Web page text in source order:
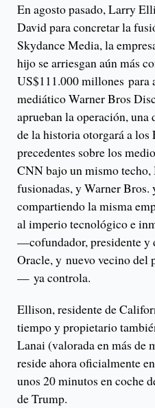
En agosto pasado, Larry
David para concretar la
Skydance Media, la
hijo se arriesgan aún más
US$111.000 millones para
mediático Warner Bros
aprueban la operación, una
de la historia otorgará a
precedentes sobre los
CNN bajo un mismo
fusionadas, y Warner Bros.
compartiendo la misma
al imperio tecnológico e
—cofundador, presidente y
Oracle, y nuevo vecino del
— ya controla.
Ellison, residente de
tiempo y propietario
Lanai (valorada en más de
reside ahora oficialmente
unos 20 minutos en coche
de Trump.